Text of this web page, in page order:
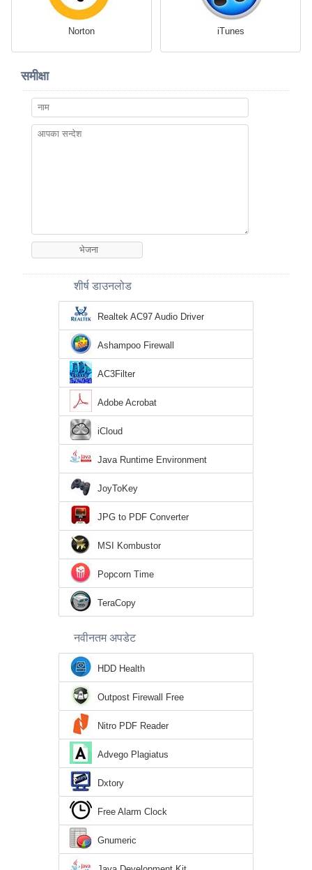
Norton iTunes
समीक्षा
शीर्ष डाउनलोड
Realtek AC97 Audio Driver
Ashampoo Firewall
AC3Filter
Adobe Acrobat
iCloud
Java Runtime Environment
JoyToKey
JPG to PDF Converter
MSI Kombustor
Popcorn Time
TeraCopy
नवीनतम अपडेट
HDD Health
Outpost Firewall Free
Nitro PDF Reader
Advego Plagiatus
Dxtory
Free Alarm Clock
Gnumeric